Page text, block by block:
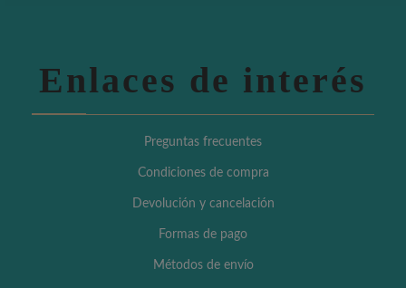
Enlaces de interés
Preguntas frecuentes
Condiciones de compra
Devolución y cancelación
Formas de pago
Métodos de envío